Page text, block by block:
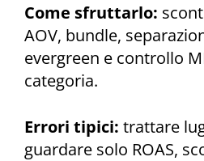
Come sfruttarlo:
AOV, bundle,
evergreen e controllo
categoria.
Errori tipici: trattare
guardare solo ROAS,